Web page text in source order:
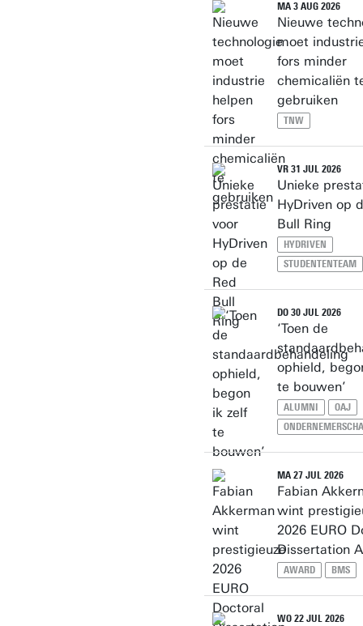
MA 3 AUG 2026
Nieuwe
moet
fors minder
chemicaliën
gebruiken
TNW
VR 31 JUL 2026
Unieke
HyDriven op
Bull Ring
HYDRIVEN
STUDENTENTEAM
DO 30 JUL 2026
‘Toen de
ophield,
te bouwen’
ALUMNI
OAJ
MA 27 JUL 2026
Fabian
wint
2026 EURO
Dissertation
AWARD BMS
WO 22 JUL 2026